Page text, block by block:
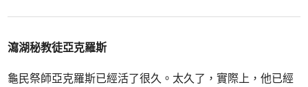
瀉湖秘教徒亞克羅斯
龜民祭師亞克羅斯已經活了很久。太久了，實際上，他已經